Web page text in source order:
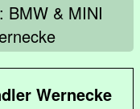
BMW & MINI
Wernecke